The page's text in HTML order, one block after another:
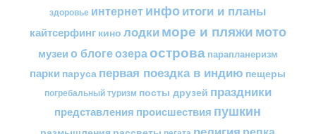
здоровье интернетинфоитоги и планы
кайтсерфинг кино лодкиморе и пляжимото
музеи о блогеозераострова парапланеризм
парки паруса первая поездка в индию пещеры
погребальный туризм посты друзей праздники
представления происшествия пушкин